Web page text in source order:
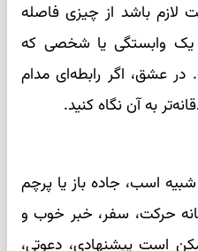
باشد از چیزی فاصله
یک وابستگی یا شخصی که
عشق، اگر رابطه‌ای مدام
به آن نگاه کنید.
اسب، جاده باز یا پرچم
حرکت، سفر، خبر خوب و
است پیشنهادی، دعوتی،